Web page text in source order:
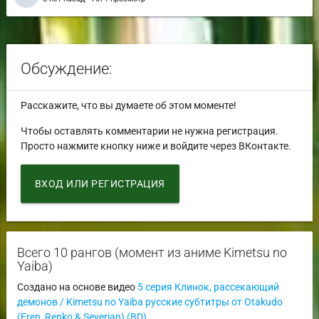
Обсуждение:
Расскажите, что вы думаете об этом моменте!
Чтобы оставлять комментарии не нужна регистрация.
Просто нажмите кнопку ниже и войдите через ВКонтакте.
ВХОД ИЛИ РЕГИСТРАЦИЯ
Всего 10 рангов (момент из аниме Kimetsu no
Yaiba)
Создано на основе видео 5 серия Клинок, рассекающий
демонов / Kimetsu no Yaiba русские субтитры от Otakudo
(Eren_Renko & Severian) (BD)